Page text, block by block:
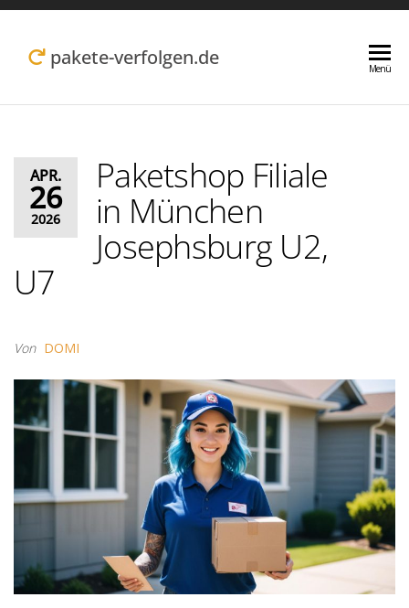
Zum
Inhalt pakete-verfolgen.de Menü
APR.
26
2026
Paketshop Filiale
in München
Josephsburg U2,
U7
Von DOMI